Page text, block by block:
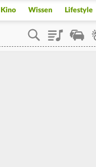
Kino Wissen Lifestyle
Playlist